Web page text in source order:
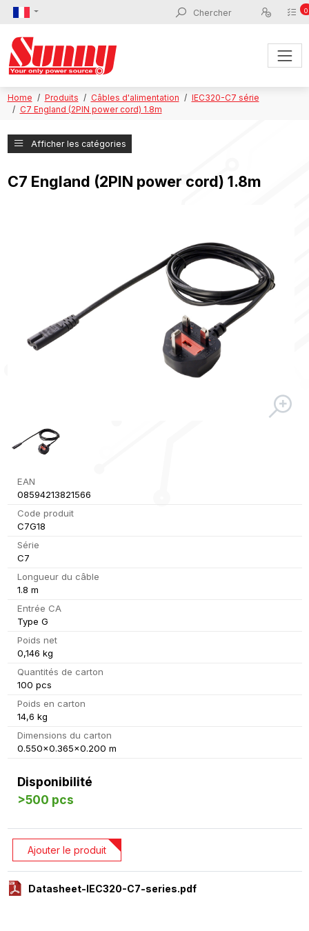
0
Home Produits Câbles d'alimentation
IEC320-C7 série
C7 England (2PIN power cord) 1.8m
Afficher les catégories
C7 England (2PIN power cord) 1.8m
EAN
08594213821566
Code produit
C7G18
Série
C7
Longueur du câble
1.8 m
Entrée CA
Type G
Poids net
0,146 kg
Quantités de carton
100 pcs
Poids en carton
14,6 kg
Dimensions du carton
0.550x0.365x0.200 m
Disponibilité
>500 pcs
Datasheet-IEC320-C7-series.pdf
Ajouter le produit